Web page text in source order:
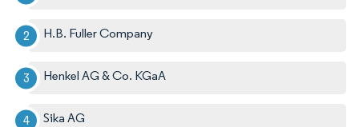
H.B. Fuller Company
Henkel AG & Co. KGaA
Sika AG